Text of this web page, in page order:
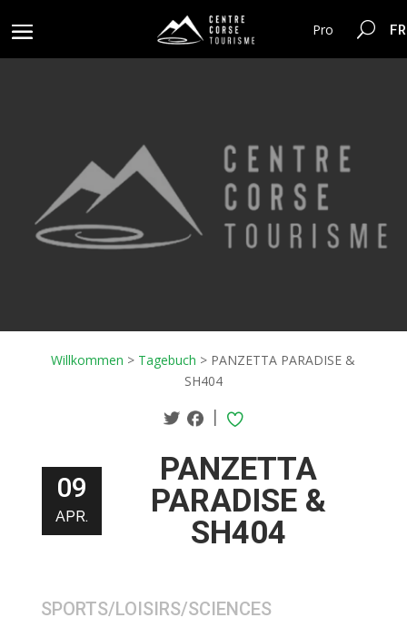
Pro
Willkommen > Tagebuch > PANZETTA PARADISE &
SH404
|
09
APR.
PANZETTA
PARADISE &
SH404
SPORTS/LOISIRS/SCIENCES